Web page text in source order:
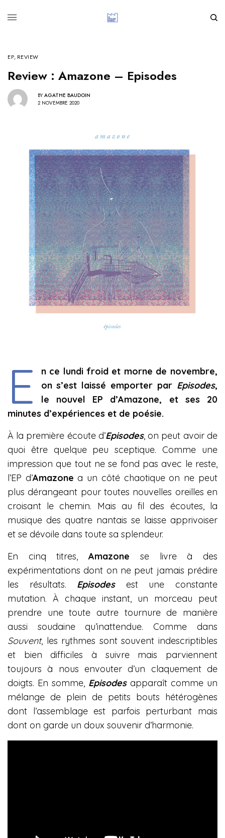
EP, REVIEW
Review : Amazone – Episodes
BY AGATHE BAUDOIN
2 NOVEMBRE 2020
E
n ce lundi froid et morne de novembre,
on s’est laissé emporter par Episodes,
le nouvel EP d’Amazone, et ses 20
minutes d’expériences et de poésie.
À la première écoute d’Episodes, on peut avoir de
quoi être quelque peu sceptique. Comme une
impression que tout ne se fond pas avec le reste,
l’EP d’Amazone a un côté chaotique on ne peut
plus dérangeant pour toutes nouvelles oreilles en
croisant le chemin. Mais au fil des écoutes, la
musique des quatre nantais se laisse apprivoiser
et se dévoile dans toute sa splendeur.
En cinq titres,Amazone se livre à des
expérimentations dont on ne peut jamais prédire
les résultats. Episodes
est une constante
mutation. À chaque instant, un morceau peut
prendre une toute autre tournure de manière
aussi soudaine qu’inattendue. Comme dans
Souvent, les rythmes sont souvent indescriptibles
et bien difficiles à suivre mais parviennent
toujours à nous envouter d’un claquement de
doigts. En somme, Episodes apparaît comme un
mélange de plein de petits bouts hétérogènes
dont l’assemblage est parfois perturbant mais
dont on garde un doux souvenir d’harmonie.